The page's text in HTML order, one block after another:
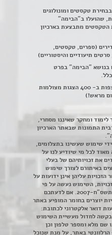
בבחירת טקסטים ומונולוגים
מ – 3500 מחזות, שהועלו ב"הבימה"
הטקסטים מתבצעת בארכיון
(ספרים, טקסטים,
תיעודיים והיסטוריים)
בנושא "הבימה" בפרט
.
חדר הצפייה מרווח ובו ניתן לצפות ב- 400 הצגות מצולמות
מראש!)
ומחקר שאיננו מסחרי,
התמונות שבאתר הארכיון
ידי שימוש שעשינו בתצלומים,
לכל מי שיודיע לנו על
את זכויותיהם של בעלי
באיתורם לצורך שימוש
עליהן אינן ידועות על
השימוש נעשה על פי
סעיף 27א לחוק זכויות יוצרים תשס"ח-2007. אם לדעתכם
יוצרים בחומר המופיע באתר
דואר אלקטרוני לכתובת:
לחדול מעשיית השימוש
שם מלא ומספר טלפון וכן
באתר, על מנת שנוכל